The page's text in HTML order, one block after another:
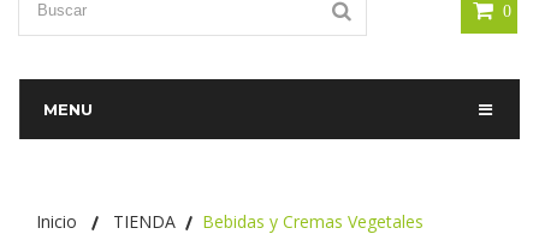
0
MENU
Inicio TIENDA Bebidas y Cremas Vegetales